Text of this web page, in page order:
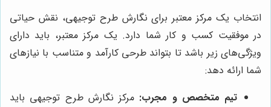
انتخاب یک مرکز معتبر برای نگارش طرح توجیهی، نقش حیاتی
در موفقیت کسب و کار شما دارد. یک مرکز معتبر، باید دارای
ویژگی‌های زیر باشد تا بتواند طرحی کارآمد و متناسب با نیازهای
شما ارائه دهد:
تیم متخصص و مجرب: مرکز نگارش طرح توجیهی باید